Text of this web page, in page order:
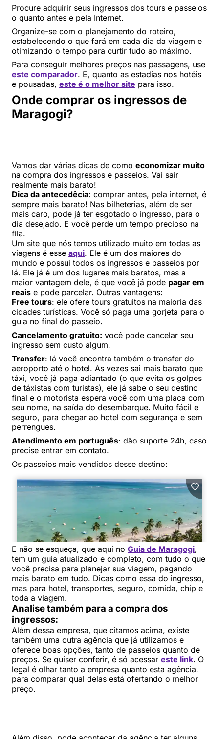
Procure adquirir seus ingressos dos tours e passeios
o quanto antes e pela Internet.
Organize-se com o planejamento do roteiro,
estabelecendo o que fará em cada dia da viagem e
otimizando o tempo para curtir tudo ao máximo.
Para conseguir melhores preços nas passagens, use
este comparador. E, quanto as estadias nos hotéis
e pousadas, este é o melhor site para isso.
Onde comprar os ingressos de
Maragogi?
Vamos dar várias dicas de como economizar muito
na compra dos ingressos e passeios. Vai sair
realmente mais barato!
Dica da antecedêcia: comprar antes, pela internet, é
sempre mais barato! Nas bilheterias, além de ser
mais caro, pode já ter esgotado o ingresso, para o
dia desejado. E você perde um tempo precioso na
fila.
Um site que nós temos utilizado muito em todas as
viagens é esse aqui. Ele é um dos maiores do
mundo e possui todos os ingressos e passeios por
lá. Ele já é um dos lugares mais baratos, mas a
maior vantagem dele, é que você já pode pagar em
reais e pode parcelar. Outras vantagens:
Free tours: ele ofere tours gratuitos na maioria das
cidades turísticas. Você só paga uma gorjeta para o
guia no final do passeio.
Cancelamento gratuito: você pode cancelar seu
ingresso sem custo algum.
Transfer: lá você encontra também o transfer do
aeroporto até o hotel. As vezes sai mais barato que
táxi, você já paga adiantado (o que evita os golpes
de táxistas com turistas), ele já sabe o seu destino
final e o motorista espera você com uma placa com
seu nome, na saída do desembarque. Muito fácil e
seguro, para chegar ao hotel com segurança e sem
perrengues.
Atendimento em português: dão suporte 24h, caso
precise entrar em contato.
Os passeios mais vendidos desse destino:
E não se esqueça, que aqui no Guia de Maragogi,
tem um guia atualizado e completo, com tudo o que
você precisa para planejar sua viagem, pagando
mais barato em tudo. Dicas como essa do ingresso,
mas para hotel, transportes, seguro, comida, chip e
toda a viagem.
Analise também para a compra dos
ingressos:
Além dessa empresa, que citamos acima, existe
também uma outra agência que já utilizamos e
oferece boas opções, tanto de passeios quanto de
preços. Se quiser conferir, é só acessar este link. O
legal é olhar tanto a empresa quanto esta agência,
para comparar qual delas está ofertando o melhor
preço.